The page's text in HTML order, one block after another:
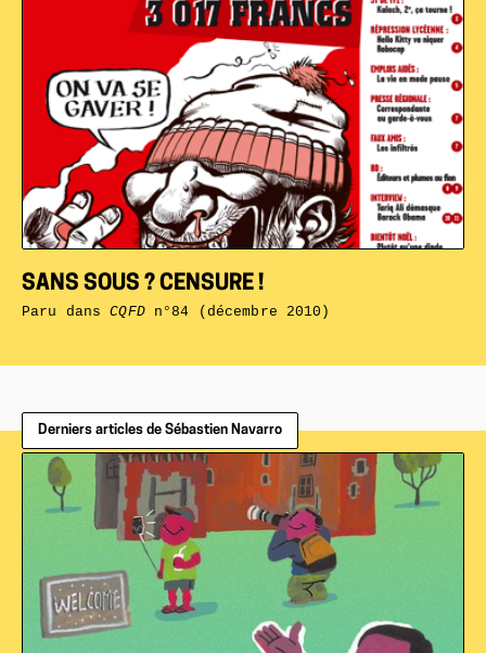
SANS SOUS ? CENSURE !
Paru dansCQFDn°84 (décembre 2010)
Derniers articles de Sébastien Navarro